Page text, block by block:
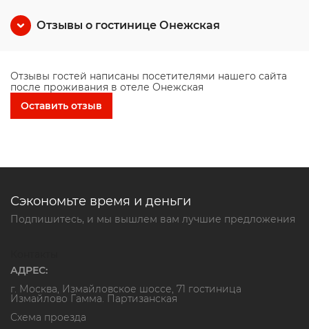
Отзывы о гостинице Онежская
Отзывы гостей написаны посетителями нашего сайта
после проживания в отеле Онежская
Оставить отзыв
Сэкономьте время и деньги
Подпишитесь, и мы вышлем вам лучшие предложения
АДРЕС:
г. Москва, Измайловское шоссе, 71 гостиница
Измайлово Гамма. Партизанская
Схема проезда